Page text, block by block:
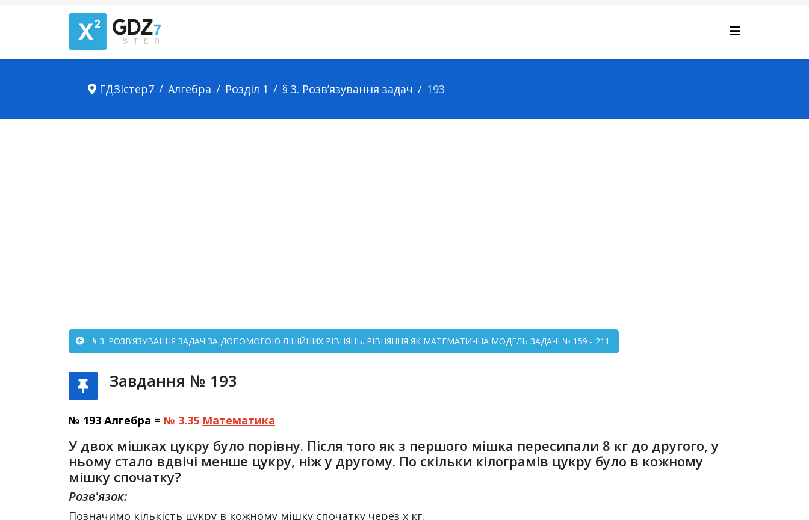
ГДЗІстер7 Алгебра Розділ 1 § 3. Розв’язування задач 193
§ 3. РОЗВ’ЯЗУВАННЯ ЗАДАЧ ЗА ДОПОМОГОЮ ЛІНІЙНИХ РІВНЯНЬ. РІВНЯННЯ ЯК МАТЕМАТИЧНА МОДЕЛЬ ЗАДАЧІ № 159 - 211
Завдання № 193
№ 193 Алгебра = № 3.35 Математика
У двох мішках цукру було порівну. Після того як з першого мішка пересипали 8 кг до другого, у
ньому стало вдвічі менше цукру, ніж у другому. По скільки кілограмів цукру було в кожному
мішку спочатку?
Розв'язок:
Позначимо кількість цукру в кожному мішку спочатку через x кг.